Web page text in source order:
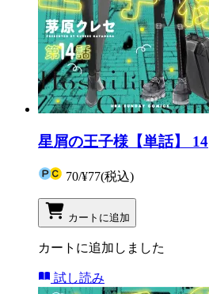
星屑の王子様【単話】 14
70/¥77(税込)
カートに追加
カートに追加しました
試し読み